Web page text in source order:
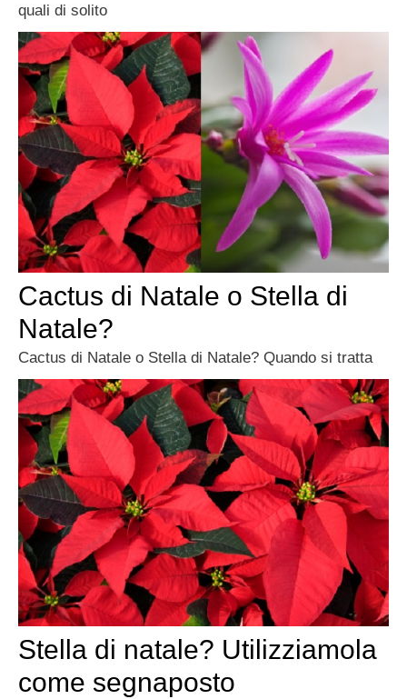
quali di solito
Cactus di Natale o Stella di
Natale?
Cactus di Natale o Stella di Natale? Quando si tratta
Stella di natale? Utilizziamola
come segnaposto